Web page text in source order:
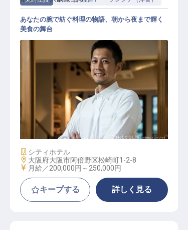
洋食調理
あなたの腕で紡ぐ料理の物語、朝から夜まで輝く
美食の舞台
施設業態
シティホテル
勤務地
大阪府大阪市阿倍野区松崎町1-2-8
給与
月給／200,000円～ 250,000円
キープする 詳しく見る